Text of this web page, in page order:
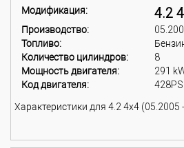
Модификация: 4.2
Производство:
Топливо:
Количество цилиндров:
8
Мощность двигателя:
291
Код двигателя:
428PS
Характеристики для 4.2 4x4 (05.2005